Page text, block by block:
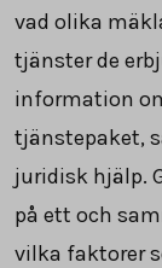
vad olika
tjänster de
information
tjänstepaket,
juridisk hjälp.
på ett och
vilka faktorer